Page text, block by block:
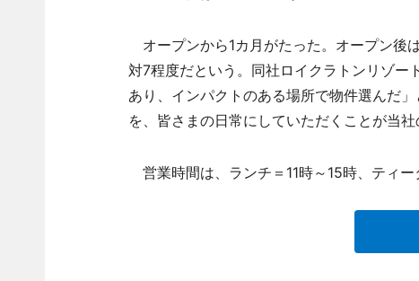
オープンから1カ月がたった。オープン後
対7程度だという。同社ロイクラトンリゾー
あり、インパクトのある場所で物件選んだ
を、皆さまの日常にしていただくことが当社
営業時間は、ランチ＝11時～15時、ティー